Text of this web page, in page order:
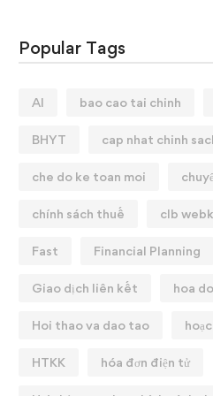
Popular Tags
AI bao cao tai chinh
BHYT cap nhat chinh
che do ke toan moi
chính sách thuế clb
Fast Financial Planning
Giao dịch liên kết hoa
Hoi thao va dao tao
HTKK hóa đơn điện tử